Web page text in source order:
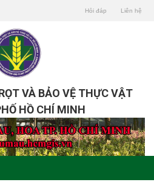
Hỏi đáp Liên hệ
VÀ BẢO VỆ THỰC VẬT
HỒ CHÍ MINH